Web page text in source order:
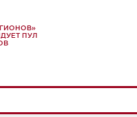
ПУЛ